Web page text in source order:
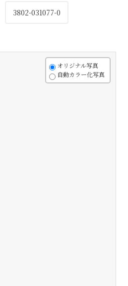
3802-031077-0
オリジナル写真
自動カラー化写真